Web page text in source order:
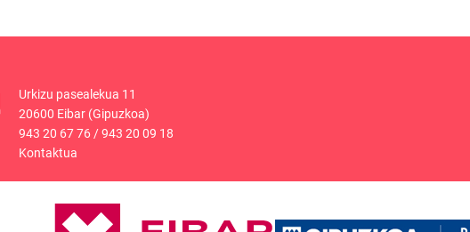
Urkizu pasealekua 11
20600 Eibar (Gipuzkoa)
943 20 67 76/943 20 09 18
Kontaktua